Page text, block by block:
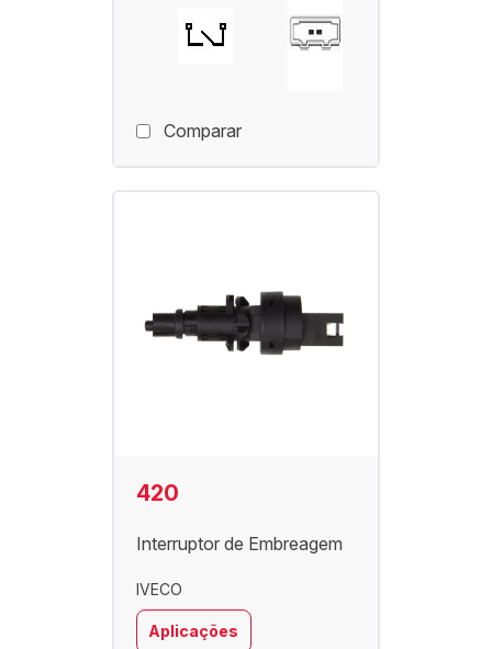
Comparar
420
Interruptor de Embreagem
IVECO
Aplicações